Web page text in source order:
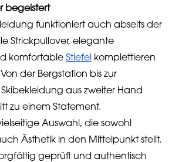
begeistert
funktioniert auch abseits der
Strickpullover, elegante
komfortable Stiefel komplettieren
der Bergstation bis zur
aus zweiter Hand
zu einem Statement.
Auswahl, die sowohl
Ästhetik in den Mittelpunkt stellt.
geprüft und authentisch